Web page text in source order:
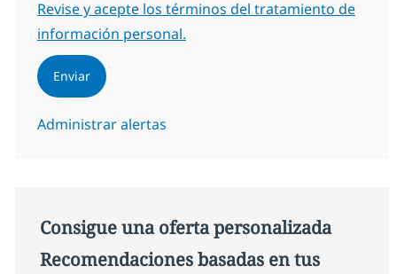
Required
Revise y acepte los términos del tratamiento de
información personal.
Enviar
Administrar alertas
Consigue una oferta personalizada
Recomendaciones basadas en tus